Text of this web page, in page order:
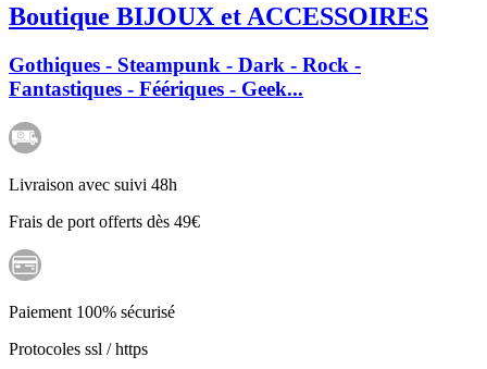
Boutique BIJOUX et ACCESSOIRES
Gothiques - Steampunk - Dark - Rock -
Fantastiques - Féériques - Geek...
Livraison avec suivi 48h
Frais de port offerts dès 49€
Paiement 100% sécurisé
Protocoles ssl / https